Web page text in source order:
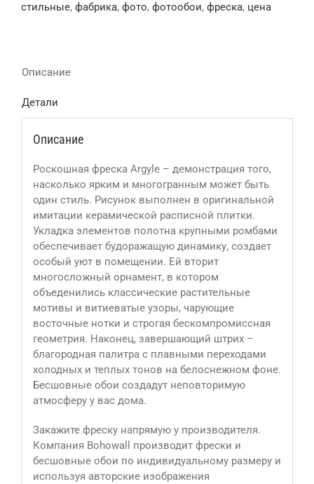
стильные, фабрика, фото, фотообои, фреска, цена
Описание
Детали
Описание
Роскошная фреска Argyle – демонстрация того,
насколько ярким и многогранным может быть
один стиль. Рисунок выполнен в оригинальной
имитации керамической расписной плитки.
Укладка элементов полотна крупными ромбами
обеспечивает будоражащую динамику, создает
особый уют в помещении. Ей вторит
многосложный орнамент, в котором
объеденились классические растительные
мотивы и витиеватые узоры, чарующие
восточные нотки и строгая бескомпромиссная
геометрия. Наконец, завершающий штрих –
благородная палитра с плавными переходами
холодных и теплых тонов на белоснежном фоне.
Бесшовные обои создадут неповторимую
атмосферу у вас дома.
Закажите фреску напрямую у производителя.
Компания Bohowall производит фрески и
бесшовные обои по индивидуальному размеру и
используя авторские изображения